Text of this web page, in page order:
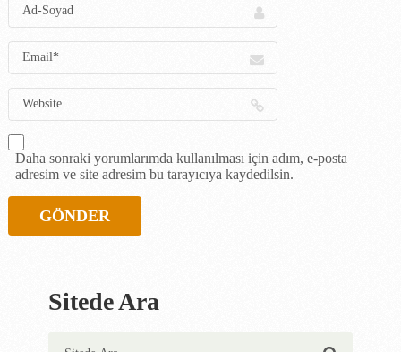
Daha sonraki yorumlarımda kullanılması için adım, e-posta
adresim ve site adresim bu tarayıcıya kaydedilsin.
Sitede Ara